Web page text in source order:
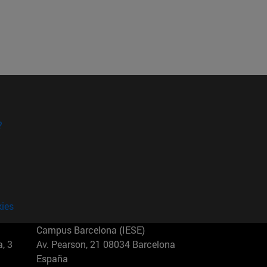
3
Campus Barcelona (IESE)
Av. Pearson, 21 08034 Barcelona
España